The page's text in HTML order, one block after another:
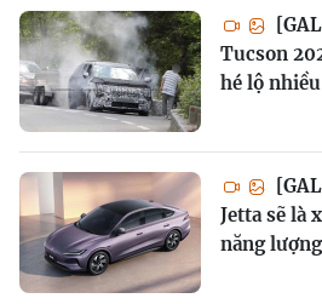
Tucson
hé lộ
Jetta sẽ là
năng